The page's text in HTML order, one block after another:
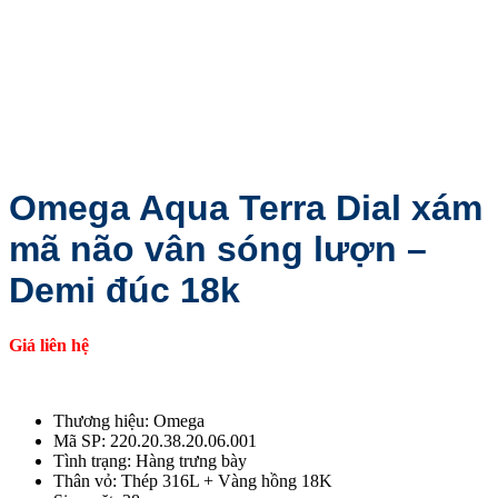
Omega Aqua Terra Dial xám
mã não vân sóng lượn –
Demi đúc 18k
Giá liên hệ
Thương hiệu: Omega
Mã SP: 220.20.38.20.06.001
Tình trạng: Hàng trưng bày
Thân vỏ: Thép 316L + Vàng hồng 18K